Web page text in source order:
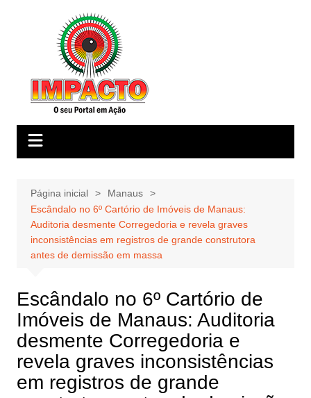
Página inicial
Manaus
Escândalo no 6º Cartório de Imóveis de Manaus:
Auditoria desmente Corregedoria e revela graves
inconsistências em registros de grande construtora
antes de demissão em massa
Escândalo no 6º Cartório de
Imóveis de Manaus: Auditoria
desmente Corregedoria e
revela graves inconsistências
em registros de grande